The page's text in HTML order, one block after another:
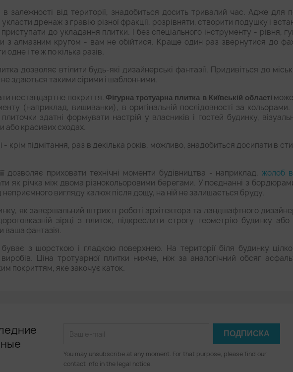
залежності від території, знадобиться досить тривалий час. Адже для
дренаж з гравію різної фракції, розрівняти, створити подушку і
до укладання плитки. І без спеціального інструменту - рівня,
з алмазним кругом - вам не обійтися. Краще один раз звернутися до
і те ж по кілька разів.
дозволяє втілити будь-які дизайнерські фантазії. Придивіться до
здаються такими сірими і шаблонними.
нестандартне покриття. Фігурна тротуарна плитка в Київській області
(наприклад, вишиванки), в оригінальній послідовності за
здатні формувати настрій у власників і гостей будинку,
або красивих сходах.
крім підмітання, раз в декілька років, можливо, знадобиться досипати в
дозволяє приховати технічні моменти будівництва - наприклад,жолоб
як річка між двома різнокольоровими берегами. У поєднанні з
вигляду калюж після дощу, на ній не залишається бруду.
як завершальний штрих в роботі архітектора та ландшафтного
зірці з плиток, підкреслити строгу геометрію будинку
ваша фантазія.
з шорсткою і гладкою поверхнею. На території біля будинку
Ціна тротуарної плитки нижче, ніж за аналогічний обсяг
покриттям, яке закочує каток.
You may unsubscribe at any moment. For that purpose, please find our
contact info in the legal notice.